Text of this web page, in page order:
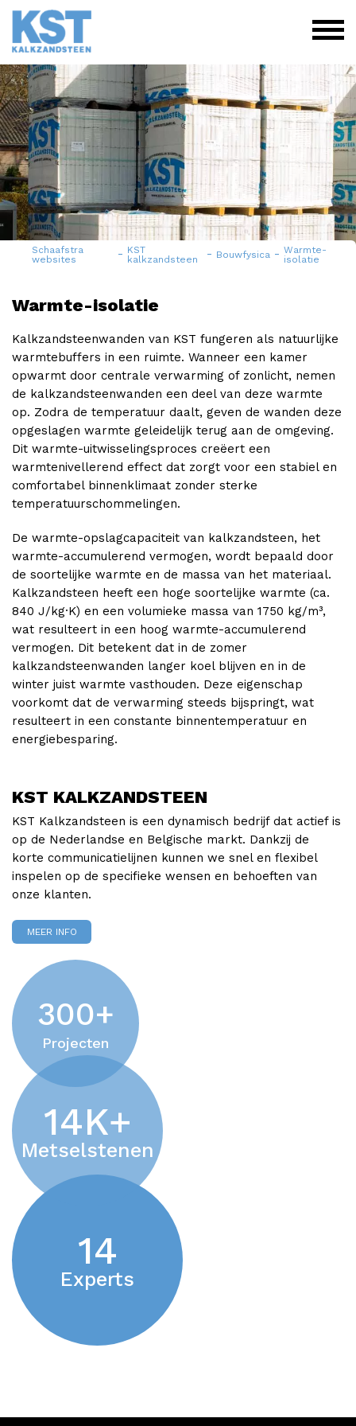
Schaafstra
websites
- KST
kalkzandsteen
- Bouwfysica - Warmte-
isolatie
Warmte-isolatie
Kalkzandsteenwanden van KST fungeren als natuurlijke
warmtebuffers in een ruimte. Wanneer een kamer
opwarmt door centrale verwarming of zonlicht, nemen
de kalkzandsteenwanden een deel van deze warmte
op. Zodra de temperatuur daalt, geven de wanden deze
opgeslagen warmte geleidelijk terug aan de omgeving.
Dit warmte-uitwisselingsproces creëert een
warmtenivellerend effect dat zorgt voor een stabiel en
comfortabel binnenklimaat zonder sterke
temperatuurschommelingen.
De warmte-opslagcapaciteit van kalkzandsteen, het
warmte-accumulerend vermogen, wordt bepaald door
de soortelijke warmte en de massa van het materiaal.
Kalkzandsteen heeft een hoge soortelijke warmte (ca.
840 J/kg·K) en een volumieke massa van 1750 kg/m³,
wat resulteert in een hoog warmte-accumulerend
vermogen. Dit betekent dat in de zomer
kalkzandsteenwanden langer koel blijven en in de
winter juist warmte vasthouden. Deze eigenschap
voorkomt dat de verwarming steeds bijspringt, wat
resulteert in een constante binnentemperatuur en
energiebesparing.
KST KALKZANDSTEEN
KST Kalkzandsteen is een dynamisch bedrijf dat actief is
op de Nederlandse en Belgische markt. Dankzij de
korte communicatielijnen kunnen we snel en flexibel
inspelen op de specifieke wensen en behoeften van
onze klanten.
MEER INFO
300+
Projecten
14K+
Metselstenen
14
Experts